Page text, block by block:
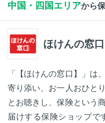
中国・四国エリアから
ほけんの窓
「【ほけんの窓口】」は
寄り添い、お一人おひと
とお聴きし、保険という
届けする保険ショップで